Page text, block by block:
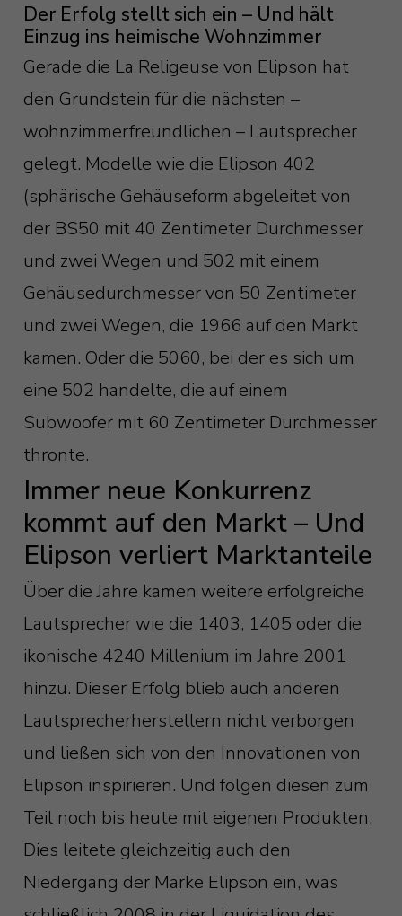
Der Erfolg stellt sich ein – Und hält
Einzug ins heimische Wohnzimmer
Gerade die La Religeuse von Elipson hat
den Grundstein für die nächsten –
wohnzimmerfreundlichen – Lautsprecher
gelegt. Modelle wie die Elipson 402
(sphärische Gehäuseform abgeleitet von
der BS50 mit 40 Zentimeter Durchmesser
und zwei Wegen und 502 mit einem
Gehäusedurchmesser von 50 Zentimeter
und zwei Wegen, die 1966 auf den Markt
kamen. Oder die 5060, bei der es sich um
eine 502 handelte, die auf einem
Subwoofer mit 60 Zentimeter Durchmesser
thronte.
Immer neue Konkurrenz
kommt auf den Markt – Und
Elipson verliert Marktanteile
Über die Jahre kamen weitere erfolgreiche
Lautsprecher wie die 1403, 1405 oder die
ikonische 4240 Millenium im Jahre 2001
hinzu. Dieser Erfolg blieb auch anderen
Lautsprecherherstellern nicht verborgen
und ließen sich von den Innovationen von
Elipson inspirieren. Und folgen diesen zum
Teil noch bis heute mit eigenen Produkten.
Dies leitete gleichzeitig auch den
Niedergang der Marke Elipson ein, was